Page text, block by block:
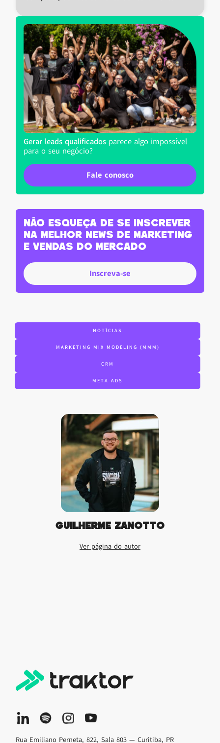
Gerar leads qualificados parece algo impossível
para o seu negócio?
Fale conosco
Não esqueça de se inscrever
na melhor news de marketing
e vendas do Mercado
Inscreva-se
NOTÍCIAS
MARKETING MIX MODELING (MMM)
CRM
META ADS
Guilherme Zanotto
Ver página do autor
Rua Emiliano Perneta, 822, Sala 803 — Curitiba, PR